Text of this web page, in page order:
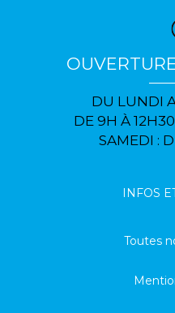
DU LUNDI
DE 9H À
SAMEDI :
INFOS
Toutes